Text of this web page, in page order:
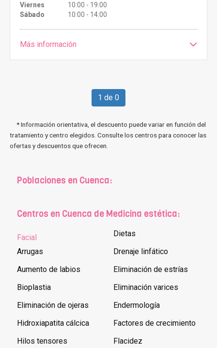
Viernes
10:00 - 19:00
Sábado
10:00 - 14:00
Más información
1 de 0
* Información orientativa, el descuento puede variar en función del
tratamiento y centro elegidos. Consulte los centros para conocer las
ofertas y descuentos que ofrecen.
Poblaciones en Cuenca:
Centros en Cuenca de Medicina estética:
Facial
Arrugas
Aumento de labios
Bioplastia
Eliminación de ojeras
Hidroxiapatita cálcica
Hilos tensores
Dietas
Drenaje linfático
Eliminación de estrías
Eliminación varices
Endermología
Factores de crecimiento
Flacidez